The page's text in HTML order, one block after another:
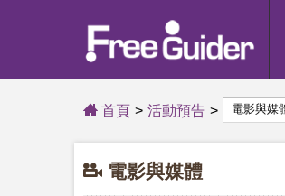
首頁 活動預告
電影與媒體